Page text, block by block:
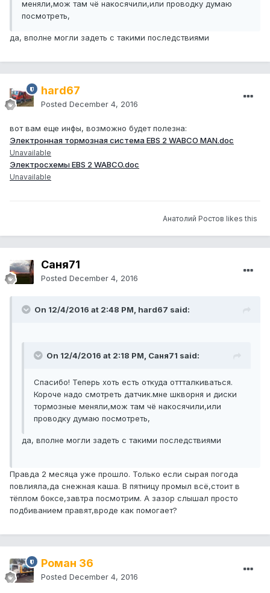
меняли,мож там чё накосячили,или проводку думаю
посмотреть,
да, вполне могли задеть с такими последствиями
hard67
Posted December 4, 2016
вот вам еще инфы, возможно будет полезна:
Электронная тормозная система EBS 2 WABCO MAN.doc
Unavailable
Электросхемы EBS 2 WABCO.doc
Unavailable
Анатолий Ростов likes this
Саня71
Posted December 4, 2016
On 12/4/2016 at 2:48 PM, hard67 said:
On 12/4/2016 at 2:18 PM, Саня71 said:
Спасибо! Теперь хоть есть откуда оттталкиваться.
Короче надо смотреть датчик.мне шкворня и диски
тормозные меняли,мож там чё накосячили,или
проводку думаю посмотреть,
да, вполне могли задеть с такими последствиями
Правда 2 месяца уже прошло. Только если сырая погода
повлияла,да снежная каша. В пятницу промыл всё,стоит в
тёплом боксе,завтра посмотрим. А зазор слышал просто
подбиванием правят,вроде как помогает?
Роман 36
Posted December 4, 2016